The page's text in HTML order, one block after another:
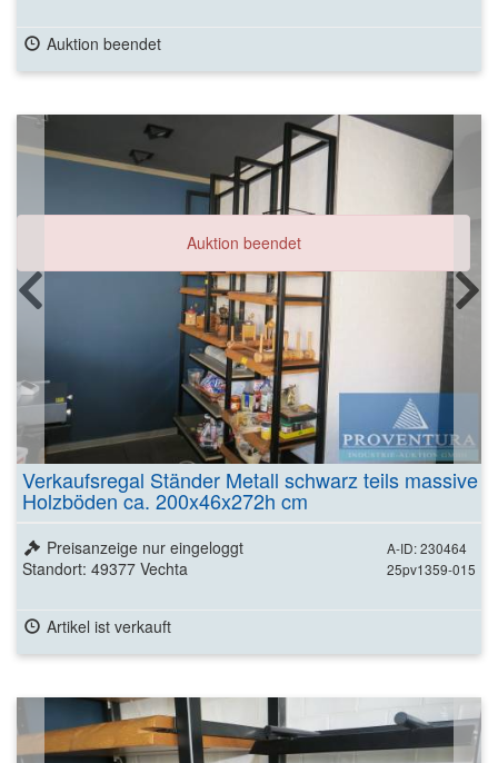
Auktion beendet
Auktion beendet
Verkaufsregal Ständer Metall schwarz teils massive
Holzböden ca. 200x46x272h cm
A-ID: 230464
25pv1359-015
Preisanzeige nur eingeloggt
Standort: 49377 Vechta
Artikel ist verkauft